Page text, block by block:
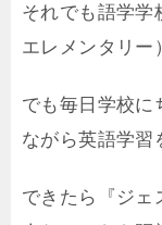
それでも語学学
エレメンタリー
でも毎日学校に
ながら英語学習
できたら『ジェ